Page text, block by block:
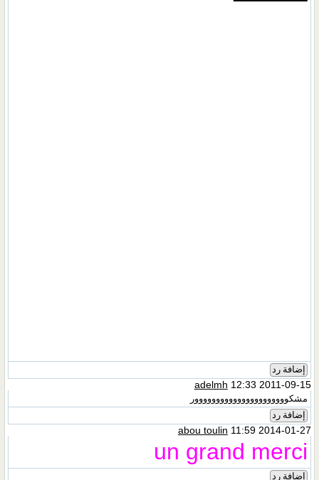
إضافة رد
adelmh 12:33 2011-09-15
مشكوووووووووووووووووووووور
إضافة رد
abou toulin 11:59 2014-01-27
un grand merci
إضافة رد